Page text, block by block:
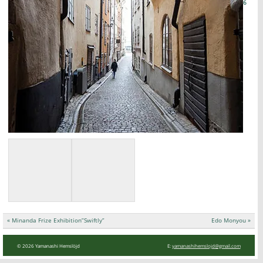
6
投
ナ
ビ
ョ
« Minanda Frize Exhibition”Swiftly” Edo Monyou »
© 2026 Yamanashi Hemslöjd E: yamanashihemslojd@gmail.com